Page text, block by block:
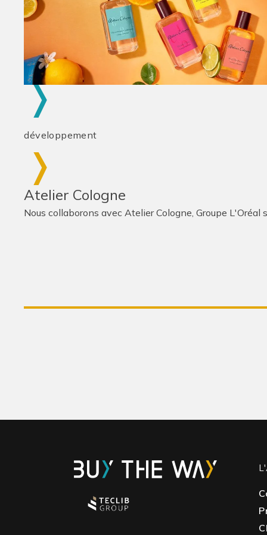
développement
Atelier Cologne
Nous collaborons avec Atelier Cologne, Groupe